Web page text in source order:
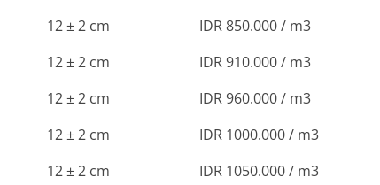
12 ± 2 cm
IDR 850.000 / m3
12 ± 2 cm
IDR 910.000 / m3
12 ± 2 cm
IDR 960.000 / m3
12 ± 2 cm
IDR 1000.000 / m3
12 ± 2 cm
IDR 1050.000 / m3